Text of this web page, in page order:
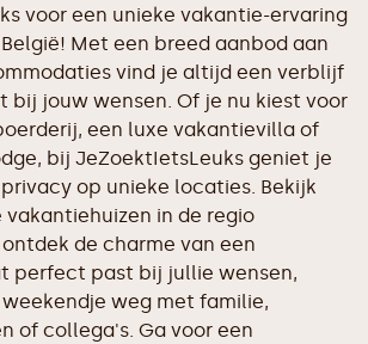
voor een unieke vakantie-ervaring
Met een breed aanbod aan
vind je altijd een verblijf
bij jouw wensen. Of je nu kiest voor
een luxe vakantievilla of
bij JeZoektIetsLeuks geniet je
op unieke locaties. Bekijk
vakantiehuizen in de regio
de charme van een
perfect past bij jullie wensen,
weg met familie,
of collega's. Ga voor een